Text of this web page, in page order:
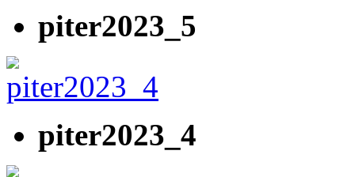
piter2023_5
piter2023_4